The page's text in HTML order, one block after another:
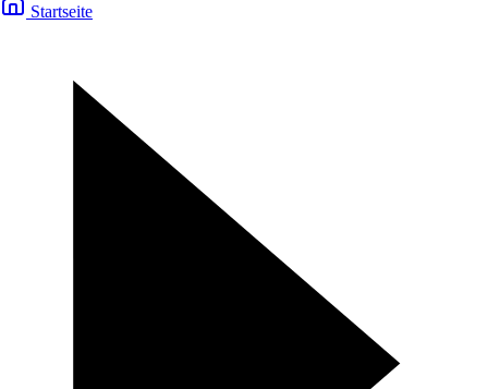
Startseite